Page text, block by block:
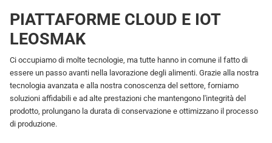
PIATTAFORME CLOUD E IOT
LEOSMAK
Ci occupiamo di molte tecnologie, ma tutte hanno in comune il fatto di
essere un passo avanti nella lavorazione degli alimenti. Grazie alla nostra
tecnologia avanzata e alla nostra conoscenza del settore, forniamo
soluzioni affidabili e ad alte prestazioni che mantengono l'integrità del
prodotto, prolungano la durata di conservazione e ottimizzano il processo
di produzione.